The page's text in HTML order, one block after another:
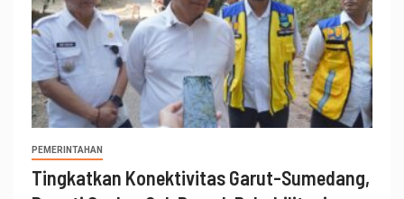
PEMERINTAHAN
Tingkatkan Konektivitas Garut-Sumedang,